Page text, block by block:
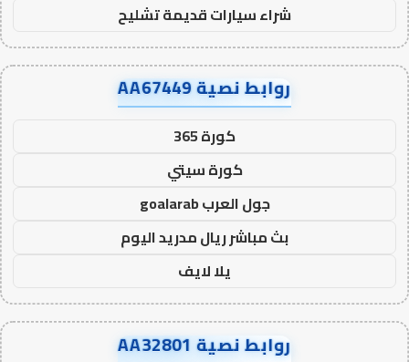
شراء سيارات قديمة تشليح
روابط نصية AA67449
كورة 365
كورة سيتي
جول العرب goalarab
بث مباشر ريال مدريد اليوم
يلا لايف
روابط نصية AA32801